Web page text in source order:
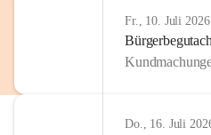
Fr., 10. Juli 2026
Do., 16. Juli